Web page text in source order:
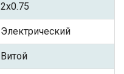
2x0.75
Электрический
Витой